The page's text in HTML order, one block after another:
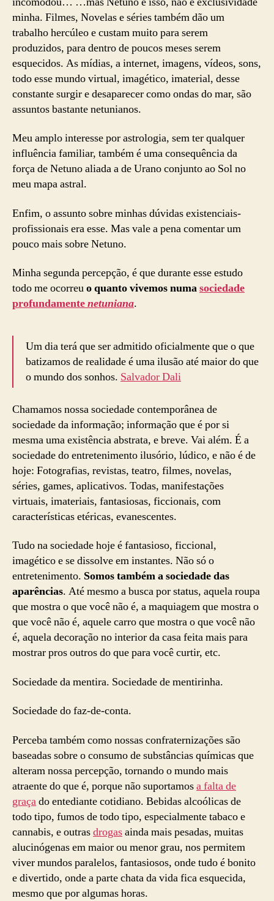
minha. Filmes, Novelas e séries também dão um
trabalho hercúleo e custam muito para serem
produzidos, para dentro de poucos meses serem
esquecidos. As mídias, a internet, imagens, vídeos, sons,
todo esse mundo virtual, imagético, imaterial, desse
constante surgir e desaparecer como ondas do mar, são
assuntos bastante netunianos.
Meu amplo interesse por astrologia, sem ter qualquer
influência familiar, também é uma consequência da
força de Netuno aliada a de Urano conjunto ao Sol no
meu mapa astral.
Enfim, o assunto sobre minhas dúvidas existenciais-
profissionais era esse. Mas vale a pena comentar um
pouco mais sobre Netuno.
Minha segunda percepção, é que durante esse estudo
todo me ocorreuo quanto vivemos numasociedade
profundamentenetuniana.
Um dia terá que ser admitido oficialmente que o que
batizamos de realidade é uma ilusão até maior do que
o mundo dos sonhos. Salvador Dali
Chamamos nossa sociedade contemporânea de
sociedade da informação; informação que é por si
mesma uma existência abstrata, e breve. Vai além. É a
sociedade do entretenimento ilusório, lúdico, e não é de
hoje: Fotografias, revistas, teatro, filmes, novelas,
séries, games, aplicativos. Todas, manifestações
virtuais, imateriais, fantasiosas, ficcionais, com
características etéricas, evanescentes.
Tudo na sociedade hoje é fantasioso, ficcional,
imagético e se dissolve em instantes. Não só o
entretenimento. Somos também a sociedade das
aparências. Até mesmo a busca por status, aquela roupa
que mostra o que você não é, a maquiagem que mostra o
que você não é, aquele carro que mostra o que você não
é, aquela decoração no interior da casa feita mais para
mostrar pros outros do que para você curtir, etc.
Sociedade da mentira. Sociedade de mentirinha.
Sociedade do faz-de-conta.
Perceba também como nossas confraternizações são
baseadas sobre o consumo de substâncias químicas que
alteram nossa percepção, tornando o mundo mais
atraente do que é, porque não suportamosa falta de
graçado entediante cotidiano. Bebidas alcoólicas de
todo tipo, fumos de todo tipo, especialmente tabaco e
cannabis, e outrasdrogasainda mais pesadas, muitas
alucinógenas em maior ou menor grau, nos permitem
viver mundos paralelos, fantasiosos, onde tudo é bonito
e divertido, onde a parte chata da vida fica esquecida,
mesmo que por algumas horas.